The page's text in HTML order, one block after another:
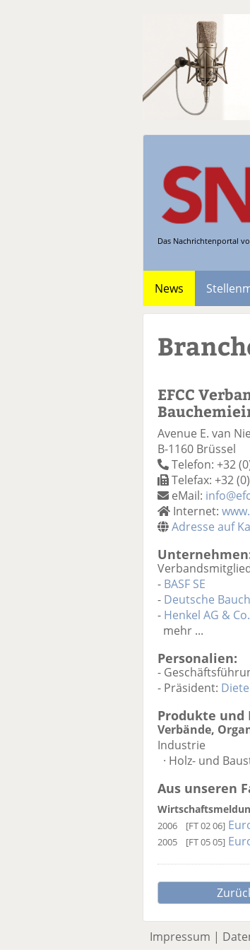
Das Nachrichtenportal
News
EFCC
Avenue E. van
B-1160 Brüssel
Telefon: +32
Telefax: +32
eMail:
Internet:
Adresse auf
- BASF SE
- Deutsche
- Henkel AG &
mehr ...
Personalien:
-
- Präsident:
Produkte und
Verbände,
Industrie
· Holz- und
Aus unseren
2006 [FT 02 06]
2005 [FT 05 05]
Impressum |